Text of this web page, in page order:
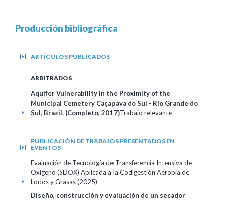
Producción bibliográfica
ARTÍCULOS PUBLICADOS
+
ARBITRADOS
Aquifer Vulnerability in the Proximity of the
Municipal Cemetery Caçapava do Sul - Rio Grande do
Sul, Brazil. (Completo, 2017)Trabajo relevante
+
PUBLICACIÓN DE TRABAJOS PRESENTADOS EN
EVENTOS
+
Evaluación de Tecnología de Transferencia Intensiva de
Oxígeno (SDOX) Aplicada a la Codigestión Aerobia de
Lodos y Grasas (2025)
+
Diseño, construcción y evaluación de un secador